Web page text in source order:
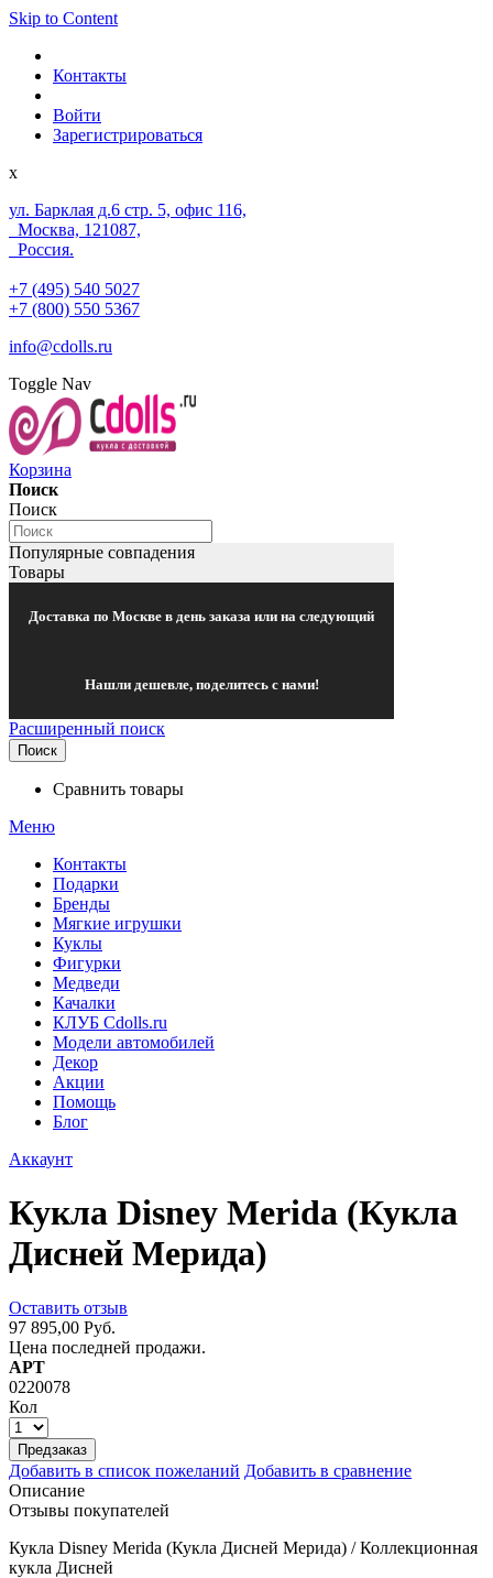
Skip to Content
Контакты
Войти
Зарегистрироваться
x
ул. Барклая д.6 стр. 5, офис 116,
Москва, 121087,
Россия.
+7 (495) 540 5027
+7 (800) 550 5367
info@cdolls.ru
Toggle Nav
Корзина
Поиск
Поиск
Популярные совпадения
Товары
Доставка по Москве в день заказа или на следующий
Нашли дешевле, поделитесь с нами!
Расширенный поиск
Поиск
Сравнить товары
Меню
Контакты
Подарки
Бренды
Мягкие игрушки
Куклы
Фигурки
Медведи
Качалки
КЛУБ Cdolls.ru
Модели автомобилей
Декор
Акции
Помощь
Блог
Аккаунт
Кукла Disney Merida (Кукла
Дисней Мерида)
Оставить отзыв
97 895,00 Руб.
Цена последней продажи.
АРТ
0220078
Кол
Предзаказ
Добавить в список пожеланий Добавить в сравнение
Описание
Отзывы покупателей
Кукла Disney Merida (Кукла Дисней Мерида) / Коллекционная
кукла Дисней